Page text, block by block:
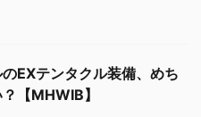
EXテンタクル装備、めち
【MHWIB】